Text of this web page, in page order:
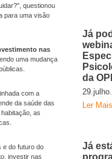
questionou
para uma visão
nas
uma mudança
com a
da saúde das
as
e do futuro do
investir nas
Já
da
Ler Mais
Já